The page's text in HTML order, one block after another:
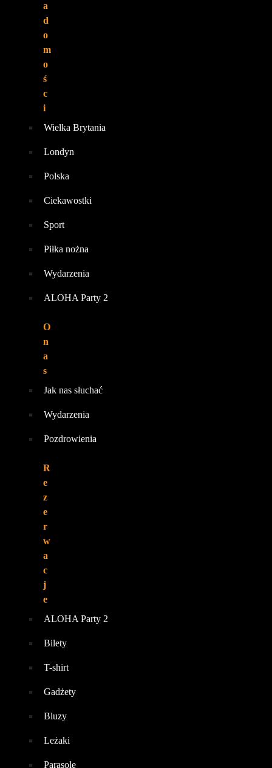
a
d
o
m
o
ś
c
i
Wielka Brytania
Londyn
Polska
Ciekawostki
Sport
Piłka nożna
Wydarzenia
ALOHA Party 2
O
n
a
s
Jak nas słuchać
Wydarzenia
Pozdrowienia
R
e
z
e
r
w
a
c
j
e
ALOHA Party 2
Bilety
T-shirt
Gadżety
Bluzy
Leżaki
Parasole